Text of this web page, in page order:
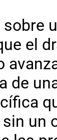
el
de
un